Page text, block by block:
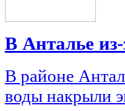
В Анталье
В районе
воды накрыли